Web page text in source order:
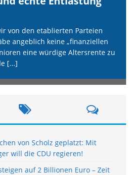
von den etablierten Parteien
angeblich keine „finanziellen
eine würdige Altersrente zu
[...]
von Scholz geplatzt: Mit
will die CDU regieren!
auf 2 Billionen Euro – Zeit